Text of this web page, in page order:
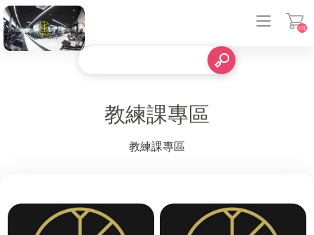
(0)
教練課專區
教練課專區